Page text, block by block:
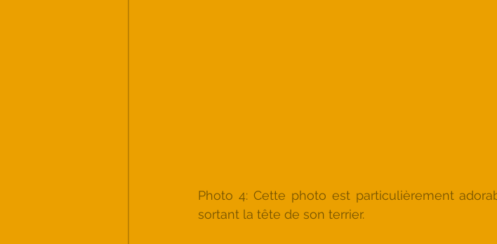
Photo 4: Cette photo est particulièrement
sortant la tête de son terrier.